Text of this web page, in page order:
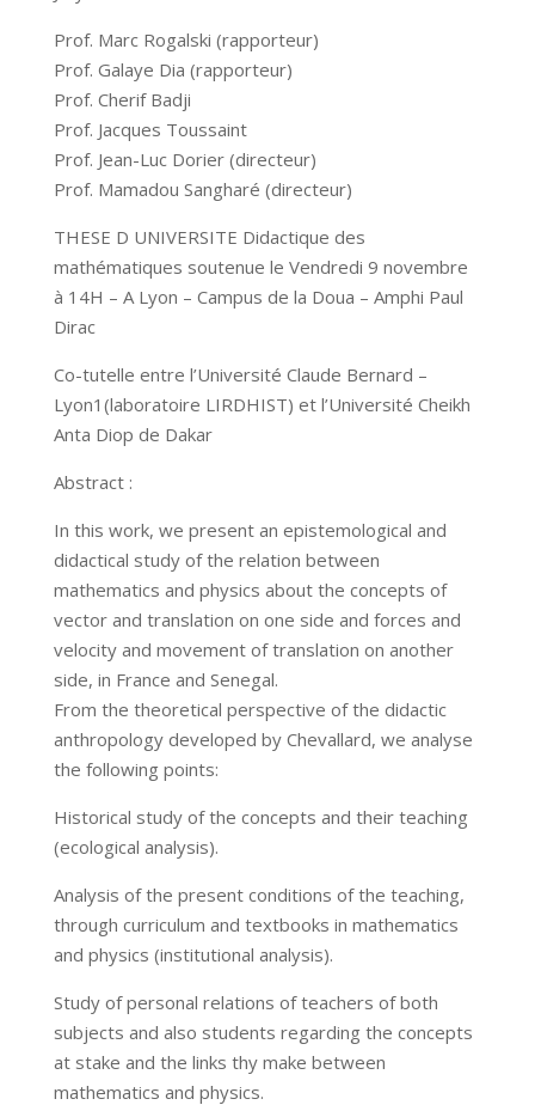
Prof. Marc Rogalski (rapporteur)
Prof. Galaye Dia (rapporteur)
Prof. Cherif Badji
Prof. Jacques Toussaint
Prof. Jean-Luc Dorier (directeur)
Prof. Mamadou Sangharé (directeur)
THESE D UNIVERSITE Didactique des
mathématiques soutenue le Vendredi 9 novembre
à 14H – A Lyon – Campus de la Doua – Amphi Paul
Dirac
Co-tutelle entre l’Université Claude Bernard –
Lyon1(laboratoire LIRDHIST) et l’Université Cheikh
Anta Diop de Dakar
Abstract :
In this work, we present an epistemological and
didactical study of the relation between
mathematics and physics about the concepts of
vector and translation on one side and forces and
velocity and movement of translation on another
side, in France and Senegal.
From the theoretical perspective of the didactic
anthropology developed by Chevallard, we analyse
the following points:
Historical study of the concepts and their teaching
(ecological analysis).
Analysis of the present conditions of the teaching,
through curriculum and textbooks in mathematics
and physics (institutional analysis).
Study of personal relations of teachers of both
subjects and also students regarding the concepts
at stake and the links thy make between
mathematics and physics.